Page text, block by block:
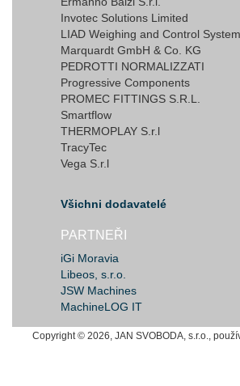
Invotec Solutions Limited
LIAD Weighing and Control
Marquardt GmbH & Co. KG
PEDROTTI NORMALIZZATI
Progressive Components
PROMEC FITTINGS S.R.L.
Smartflow
THERMOPLAY S.r.l
TracyTec
Vega S.r.l
Všichni dodavatelé
PARTNEŘI
iGi Moravia
Libeos, s.r.o.
JSW Machines
MachineLOG IT
Copyright © 2026, JAN SVOBODA, s.r.o.,